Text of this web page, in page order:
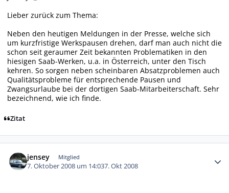
Lieber zurück zum Thema:
Neben den heutigen Meldungen in der Presse, welche sich
um kurzfristige Werkspausen drehen, darf man auch nicht die
schon seit geraumer Zeit bekannten Problematiken in den
hiesigen Saab-Werken, u.a. in Österreich, unter den Tisch
kehren. So sorgen neben scheinbaren Absatzproblemen auch
Qualitätsprobleme für entsprechende Pausen und
Zwangsurlaube bei der dortigen Saab-Mitarbeiterschaft. Sehr
bezeichnend, wie ich finde.
Zitat
jensey Mitglied
7. Oktober 2008 um 14:037. Okt 2008